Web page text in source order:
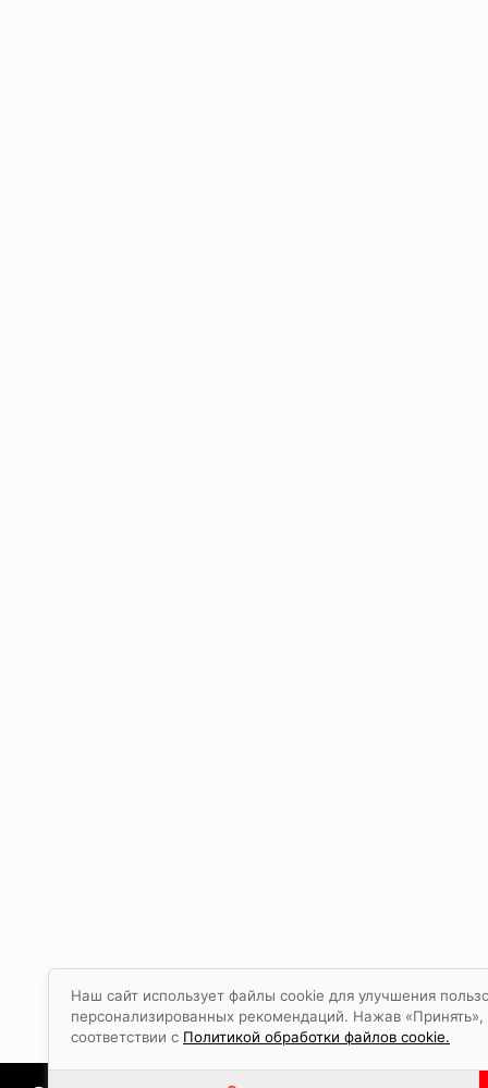
Наш сайт использует файлы cookie для улучшения
персонализированных рекомендаций. Нажав
соответствии с Политикой обработки файлов cookie.